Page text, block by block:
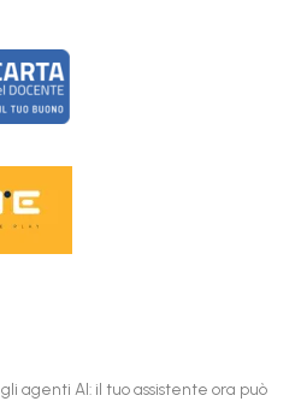
agenti AI: il tuo assistente ora può